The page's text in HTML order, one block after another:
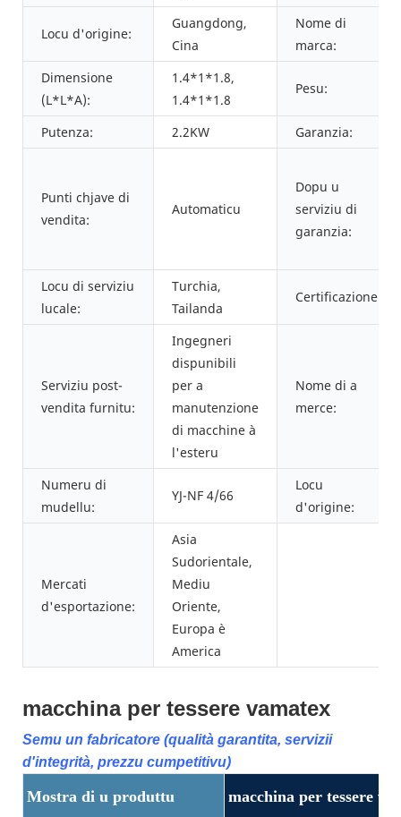
Locu d'origine:
Guangdong,
Cina
Nome di
marca:
Dimensione
(L*L*A):
1.4*1*1.8,
1.4*1*1.8
Pesu:
Putenza: 2.2KW Garanzia:
Punti chjave di
vendita:
Automaticu
Dopu u
serviziu di
garanzia:
Locu di serviziu
lucale:
Turchia,
Tailanda
Certificazione:
Serviziu post-
vendita furnitu:
Ingegneri
dispunibili
per a
manutenzione
di macchine à
l'esteru
Nome di a
merce:
Numeru di
mudellu:
YJ-NF 4/66
Locu
d'origine:
Mercati
d'esportazione:
Asia
Sudorientale,
Mediu
Oriente,
Europa è
America
macchina per tessere vamatex
Semu un fabricatore (qualità garantita, servizii
d'integrità, prezzu cumpetitivu)
Mostra di u produttu macchina per tessere